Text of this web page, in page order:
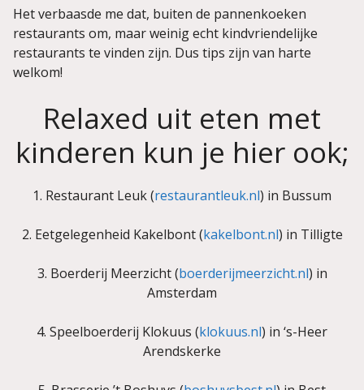
Het verbaasde me dat, buiten de pannenkoeken
restaurants om, maar weinig echt kindvriendelijke
restaurants te vinden zijn. Dus tips zijn van harte
welkom!
Relaxed uit eten met
kinderen kun je hier ook;
1. Restaurant Leuk (restaurantleuk.nl) in Bussum
2. Eetgelegenheid Kakelbont (kakelbont.nl) in Tilligte
3. Boerderij Meerzicht (boerderijmeerzicht.nl) in
Amsterdam
4. Speelboerderij Klokuus (klokuus.nl) in ‘s-Heer
Arendskerke